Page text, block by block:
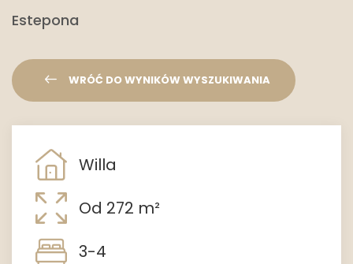
Estepona
WRÓĆ DO WYNIKÓW WYSZUKIWANIA
Willa
Od 272 m²
3-4